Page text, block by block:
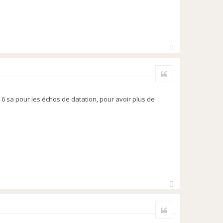
sa pour les échos de datation, pour avoir plus de